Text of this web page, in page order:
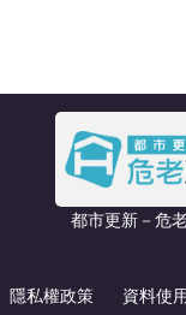
都市更新－危
隱私權政策 資料使